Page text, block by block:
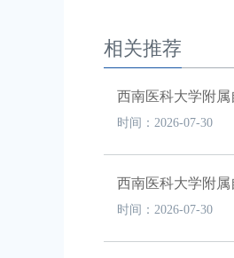
相关推荐
时间：2026-07-
西南医科大学附
时间：2026-07-